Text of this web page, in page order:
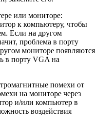
или мониторе:
к компьютеру, чтобы
Если на другом
проблема в порту
мониторе появляются
в порту VGA на
помехи от
на мониторе через
и/или компьютер в
воздействия